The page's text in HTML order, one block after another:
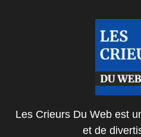
Les Crieurs Du Web est
et de